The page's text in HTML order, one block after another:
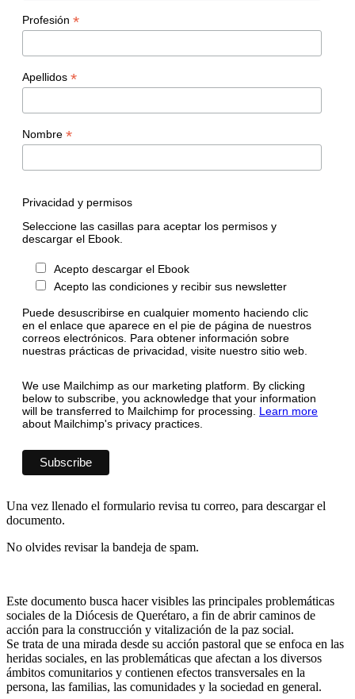
Profesión *
Apellidos *
Nombre *
Privacidad y permisos
Seleccione las casillas para aceptar los permisos y
descargar el Ebook.
Acepto descargar el Ebook
Acepto las condiciones y recibir sus newsletter
Puede desuscribirse en cualquier momento haciendo clic
en el enlace que aparece en el pie de página de nuestros
correos electrónicos. Para obtener información sobre
nuestras prácticas de privacidad, visite nuestro sitio web.
We use Mailchimp as our marketing platform. By clicking
below to subscribe, you acknowledge that your information
will be transferred to Mailchimp for processing. Learn more
about Mailchimp's privacy practices.
Una vez llenado el formulario revisa tu correo, para descargar el
documento.
No olvides revisar la bandeja de spam.
Este documento busca hacer visibles las principales problemáticas
sociales de la Diócesis de Querétaro, a fin de abrir caminos de
acción para la construcción y vitalización de la paz social.
Se trata de una mirada desde su acción pastoral que se enfoca en las
heridas sociales, en las problemáticas que afectan a los diversos
ámbitos comunitarios y contienen efectos transversales en la
persona, las familias, las comunidades y la sociedad en general.